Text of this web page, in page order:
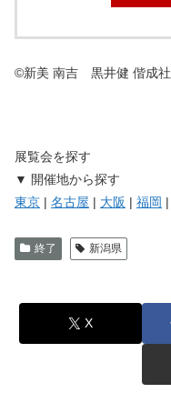
©新美 南吉 黒井健 偕成社
展覧会を探す
▼ 開催地から探す
東京 | 名古屋 | 大阪 | 福岡 |
終了 新潟県
X